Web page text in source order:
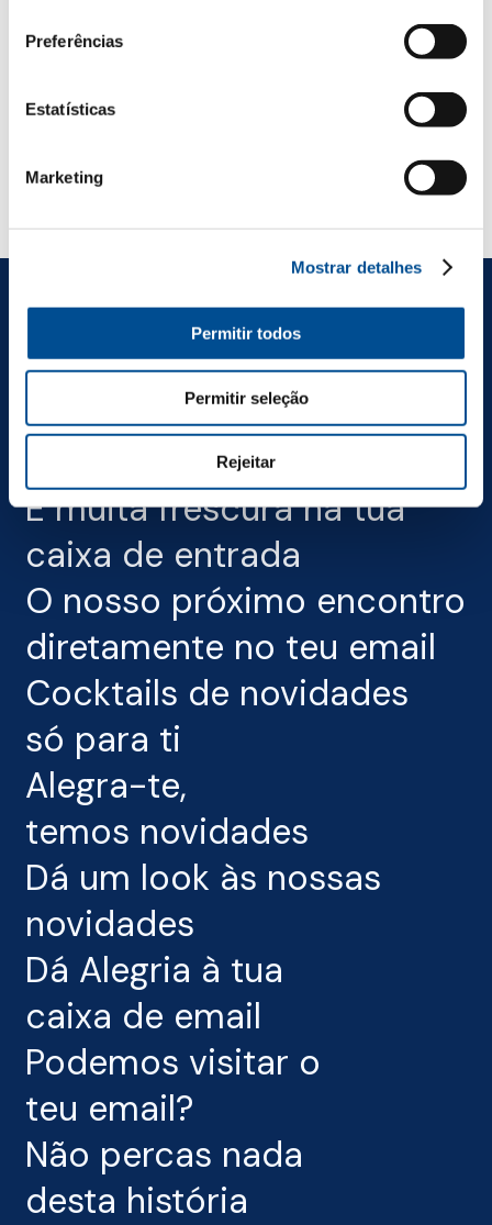
Preferências
Estatísticas
Marketing
Mostrar detalhes
Permitir todos
Permitir seleção
Rejeitar
Winter
Sangria
Maio, 2024
Enche a tua caixa de
entrada com Alegria
É muita fruta na tua
caixa de entrada
É muita frescura na tua
caixa de entrada
O nosso próximo encontro
diretamente no teu email
Cocktails de novidades
só para ti
Alegra-te,
temos novidades
Dá um look às nossas
novidades
Dá Alegria à tua
caixa de email
Podemos visitar o
teu email?
Não percas nada
desta história